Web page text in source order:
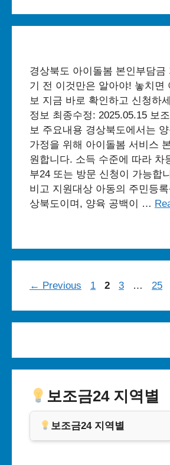
경상북도 아이돌봄 본인부담
기 전 이것만은 알아야! 놓치면
보 지금 바로 확인하고 신청하
정보 최종수정: 2025.05.15 보
보 주요내용 경상북도에서는
가정을 위해 아이돌봄 서비스
원합니다. 소득 수준에 따라 차
부24 또는 방문 신청이 가능합
비고 지원대상 아동의 주민등
상북도이며, 양육 공백이 …
← Previous Page
1 Page
2 Page
3 … 25
보조금24 지역별
보조금24 지역별